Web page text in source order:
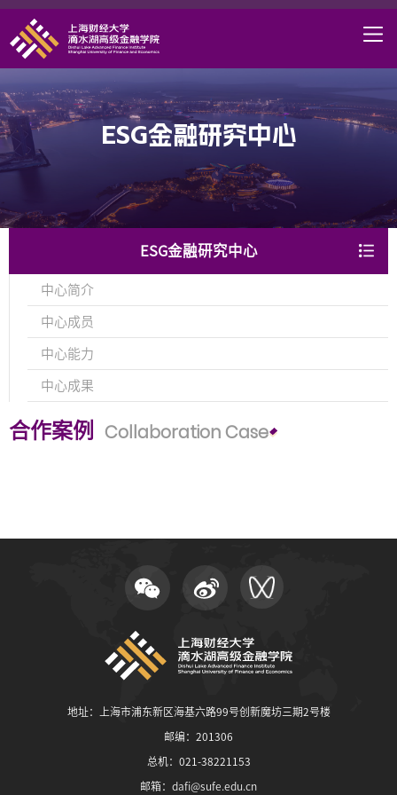
首页
课程项目
师资力量
研究中心
DAFI招聘
信息服务
院长邮箱
EN
邮箱：dafi@sufe.edu.cn
ESG金融研究中心
ESG金融研究中心
中心简介
中心成员
中心能力
中心成果
合作案例 Collaboration Case
地址：上海市浦东新区海基六路99号创新魔坊三期2号楼
邮编：201306
总机：021-38221153
邮箱： dafi@sufe.edu.cn